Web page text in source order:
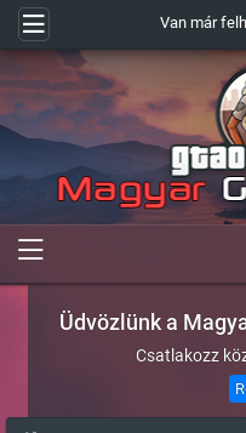
Van már
Üdvözlünk a
Csatlakozz